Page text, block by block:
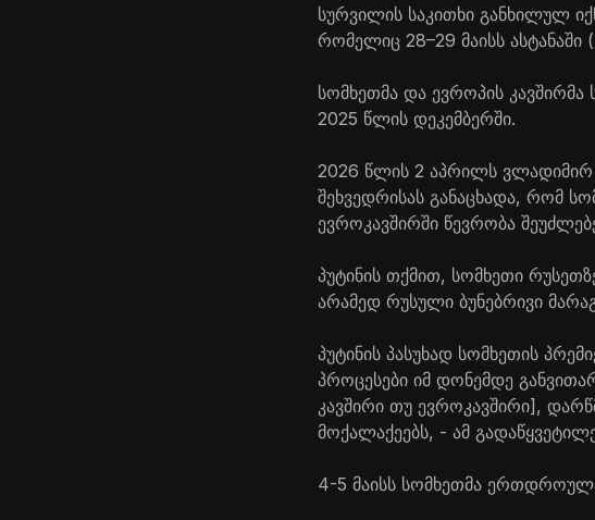
სურვილის საკითხი განხილულ
რომელიც 28–29 მაისს ასტანაში
სომხეთმა და ევროპის
2025 წლის დეკემბერში.
2026 წლის 2 აპრილს ვლადიმირ
შეხვედრისას განაცხადა, რომ
ევროკავშირში წევრობა
პუტინის თქმით, სომხეთი
არამედ რუსული ბუნებრივი
პუტინის პასუხად სომხეთის
პროცესები იმ დონემდე
კავშირი თუ ევროკავშირი],
მოქალაქეებს, - ამ
4-5 მაისს სომხეთმა